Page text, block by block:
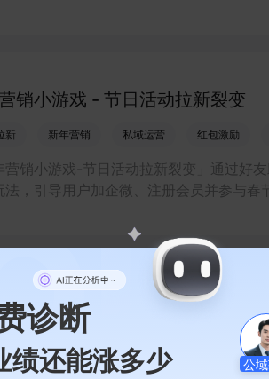
诊断
绩还能涨多少 公域
销小游戏 - 节日活动拉新裂变
新 新年营销 私域运营 红包激励
营销小游戏-节日活动拉新裂变」通过好
法，引导用户加企微、注册会员并参与春
互动游戏百宝箱 - 会员裂变与积分
动玩法 私域运营策略 广
互动游戏百宝箱 - 会员裂变与积分运营」